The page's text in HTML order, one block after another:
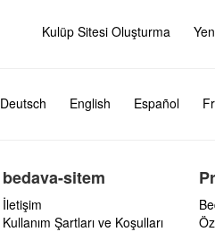
Kulüp Sitesi Oluşturma
Deutsch English Español
bedava-sitem
İletişim
Kullanım Şartları ve Koşulları